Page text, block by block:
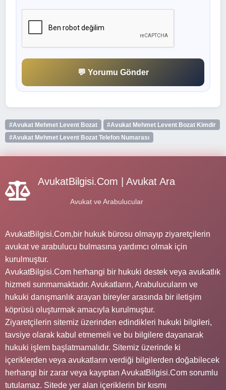
💬 Yorumu Gönder
#Avukat Mehmet Levent Bozat
#Avukat Mehmet Levent Bozat Kimdir
#Avukat Mehmet Levent Bozat Telefon Numarası
AvukatBilgisi.Com | Avukat Ara
Avukat ve Arabulucular
AvukatBilgisi.Com,bir hukuk bürosu olmayıp ziyaretçilerin
avukat ve arabulucu bulmasına yardımcı olmak için
kurulmuştur.
AvukatBilgisi.Com herhangi bir hukuki destek veya avukatlık
hizmeti sunmamaktadır. Avukatların, Arabulucuların ve
hukuki danışmanlık arayan bireyler arasında bir iletişim
köprüsü oluşturmak amacıyla kurulmuştur.
Ziyaretçilerin sitemiz üzerinden edindikleri hukuki bilgileri,
tavsiye olarak kabul etmemeli ve bu bilgilere dayanarak
hukuki işlem başlatmamalıdır. Sitemiz üzerinde ki
içeriklerden veya avukatların verdiği bilgilerden doğabilecek
herhangi bir zarar veya kayıptan AvukatBilgisi.Com sorumlu
tutulamaz. Sitede yer alan içeriklerin bir kısmı